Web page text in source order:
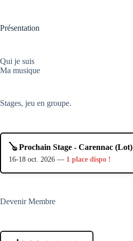
Présentation
Qui je suis
Ma musique
Stages, jeu en groupe.
🪕 Prochain Stage - Carennac (Lot)
16-18 oct. 2026 — 1 place dispo !
Devenir Membre